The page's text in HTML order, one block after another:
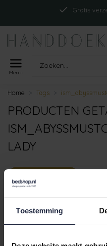
Toestemming
Gratis
Menu
Home Tags
PRODUCTEN
LADY